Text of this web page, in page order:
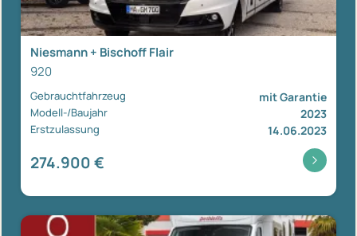
Niesmann + Bischoff Flair
920
Gebrauchtfahrzeug mit Garantie
Modell-/Baujahr 2023
Erstzulassung 14.06.2023
274.900 €